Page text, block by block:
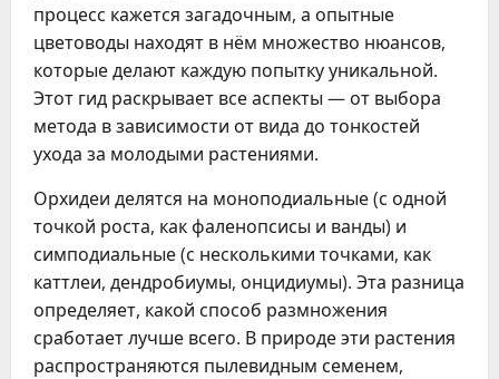
процесс кажется загадочным, а опытные
цветоводы находят в нём множество нюансов,
которые делают каждую попытку уникальной.
Этот гид раскрывает все аспекты — от выбора
метода в зависимости от вида до тонкостей
ухода за молодыми растениями.
Орхидеи делятся на моноподиальные (с одной
точкой роста, как фаленопсисы и ванды) и
симподиальные (с несколькими точками, как
каттлеи, дендробиумы, онцидиумы). Эта разница
определяет, какой способ размножения
сработает лучше всего. В природе эти растения
распространяются пылевидным семенем,